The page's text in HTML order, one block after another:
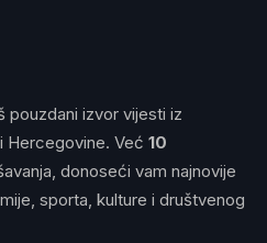
pouzdani izvor vijesti iz
Hercegovine. Već 10
donoseći vam najnovije
sporta, kulture i društvenog